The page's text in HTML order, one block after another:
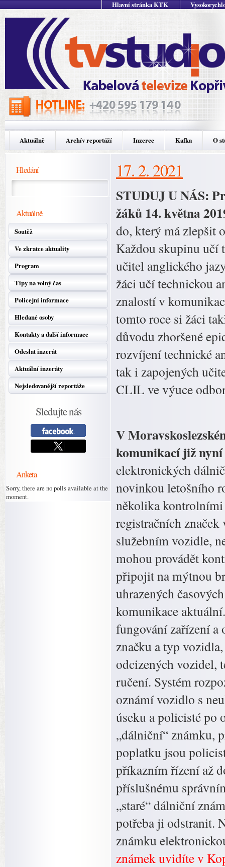
Hlavní stránka KTK
Aktuálně Archív reportáží Inzerce Kafka O
Hledání
Aktuálně
Soutěž
Ve zkratce aktuality
Program
Tipy na volný čas
Policejní informace
Hledané osoby
Kontakty a další informace
Odeslat inzerát
Aktuální inzeráty
Nejsledovanější reportáže
Sledujte nás
Anketa
Sorry, there are no polls available at the
moment.
17. 2. 2021
STUDUJ U NÁS:
žáků 14. května
do, který má zlepšit
Každou skupinu učí
učitel anglického
žáci učí technickou
znalostí v
tomto roce si žáci
důvodu zhoršené
rozvíjení technické
tak i zapojených
CLIL ve výuce
V
komunikací již
elektronických
novinkou letošního
několika kontrolními
registračních
služebním vozidle,
mohou provádět
připojit na mýtnou
uhrazených
komunikace
fungování zařízení a
značku a typ
odcizených vozidel,
ručení. Systém
oznámí vozidlo s
úseku a policisté po
„dálniční“ známku,
poplatku jsou
příkazním řízení až
příslušnému
„staré“ dálniční
potřeba ji odstranit.
známku
známek uvidíte v